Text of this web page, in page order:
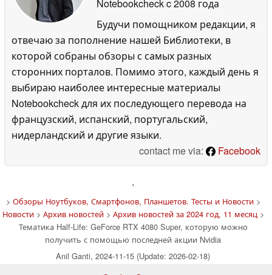
Notebookcheckc 2008 года
Будучи помощником редакции, я
отвечаю за пополнение нашей Библиотеки, в
которой собраны обзоры с самых разных
сторонних порталов. Помимо этого, каждый день я
выбираю наиболее интересные материалы
Notebookcheck для их последующего перевода на
французский, испанский, португальский,
нидерландский и другие языки.
contact me via:
Facebook
'
> Обзоры Ноутбуков, Смартфонов, Планшетов. Тесты и Новости>
Новости> Архив новостей> Архив новостей за 2024 год, 11 месяц >
Тематика Half-Life: GeForce RTX 4080 Super, которую можно
получить с помощью последней акции Nvidia
Anil Ganti, 2024-11-15 (Update: 2026-02-18)